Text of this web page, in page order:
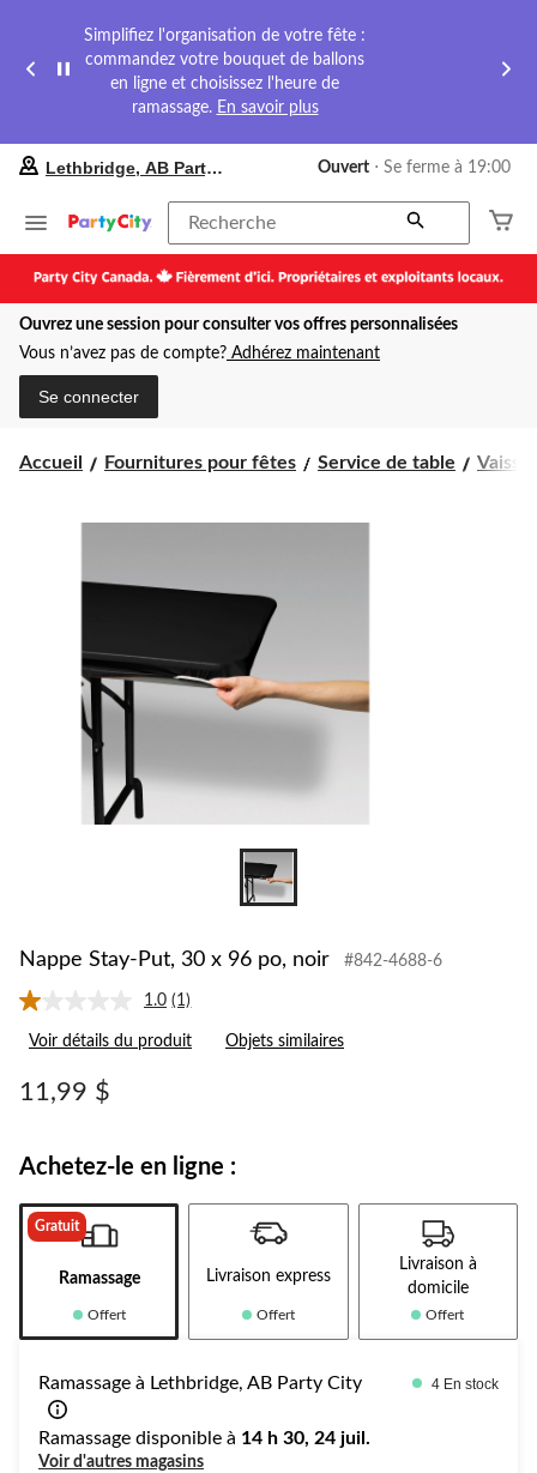
Simplifiez l'organisation de votre fête :
commandez votre bouquet de ballons
en ligne et choisissez l'heure de
ramassage. En savoir plus
préféré
Lethbridge,
Party
City,
courament
Ouvert,
cliquer
Lethbridge, AB Party City Ouvert ⋅ Se ferme à 19:00
Recherche
Ouvrez une session pour consulter vos offres personnalisées
Vous n’avez pas de compte? Adhérez maintenant
Se connecter
Accueil Fournitures pour fêtes Service de table
Nappe Stay-Put, 30 x 96 po, noir #842-4688-6
1.0 Lire
commentaire.
(1)
Voir détails du produit Objets similaires
11,99 $
Achetez-le en ligne :
Gratuit
Ramassage
Offert
Livraison express
Offert
Livraison à
domicile
Offert
Ramassage à Lethbridge, AB Party City 4 En stock
Ramassage disponible à 14 h 30, 24 juil.
Voir d'autres magasins